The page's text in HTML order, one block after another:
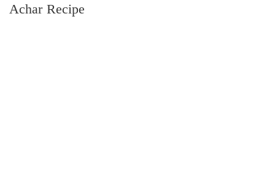
Achar Recipe